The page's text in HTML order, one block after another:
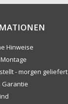
Hinweise
- morgen geliefert
Garantie